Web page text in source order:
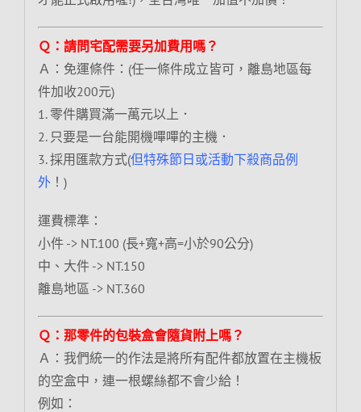
Ｑ：請問宅配需要另加費用嗎？
Ａ：免運條件：(任一條件成立皆可，離島地區每
件加收200元)
1. 零件購買滿一萬元以上．
2. 只要是一台能開機嗶嗶的主機．
3. 採用匯款方式(但特殊節日或活動下殺商品例
外！)
運費標準：
小件 -> NT.100 (長+寬+高=小於90公分)
中、大件 -> NT.150
離島地區 -> NT.360
Ｑ：那零件的包裝盒會隨貨附上嗎？
Ａ：我們統一的作法是將所有配件都放置在主機板
的空盒中，連一根螺絲都不會少給！
例如：